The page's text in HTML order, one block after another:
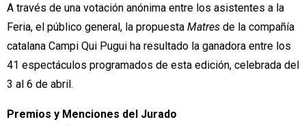
A través de una votación anónima entre los asistentes a la
Feria, el público general, la propuesta Matres de la compañía
catalana Campi Qui Pugui ha resultado la ganadora entre los
41 espectáculos programados de esta edición, celebrada del
3 al 6 de abril.
Premios y Menciones del Jurado